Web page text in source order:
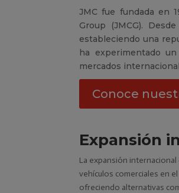
JMC fue fundada en
Group (JMCG).
estableciendo una
ha experimentado
mercados
Conoce
Expansión
La expansión internacional
vehículos comerciales en
ofreciendo alternativas